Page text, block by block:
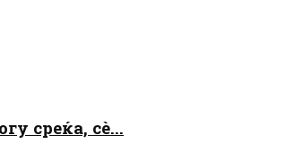
среќа, сè...